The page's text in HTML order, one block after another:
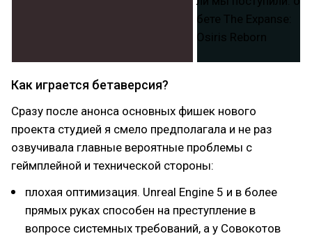
Как играется бетаверсия?
Сразу после анонса основных фишек нового
проекта студией я смело предполагала и не раз
озвучивала главные вероятные проблемы с
геймплейной и технической стороны:
плохая оптимизация. Unreal Engine 5 и в более
прямых руках способен на преступление в
вопросе системных требований, а у Совокотов